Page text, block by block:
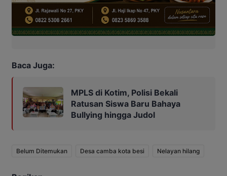
Baca Juga:
MPLS di Kotim, Polisi Bekali
Ratusan Siswa Baru Bahaya
Bullying hingga Judol
Belum Ditemukan Desa camba kota besi Nelayan hilang